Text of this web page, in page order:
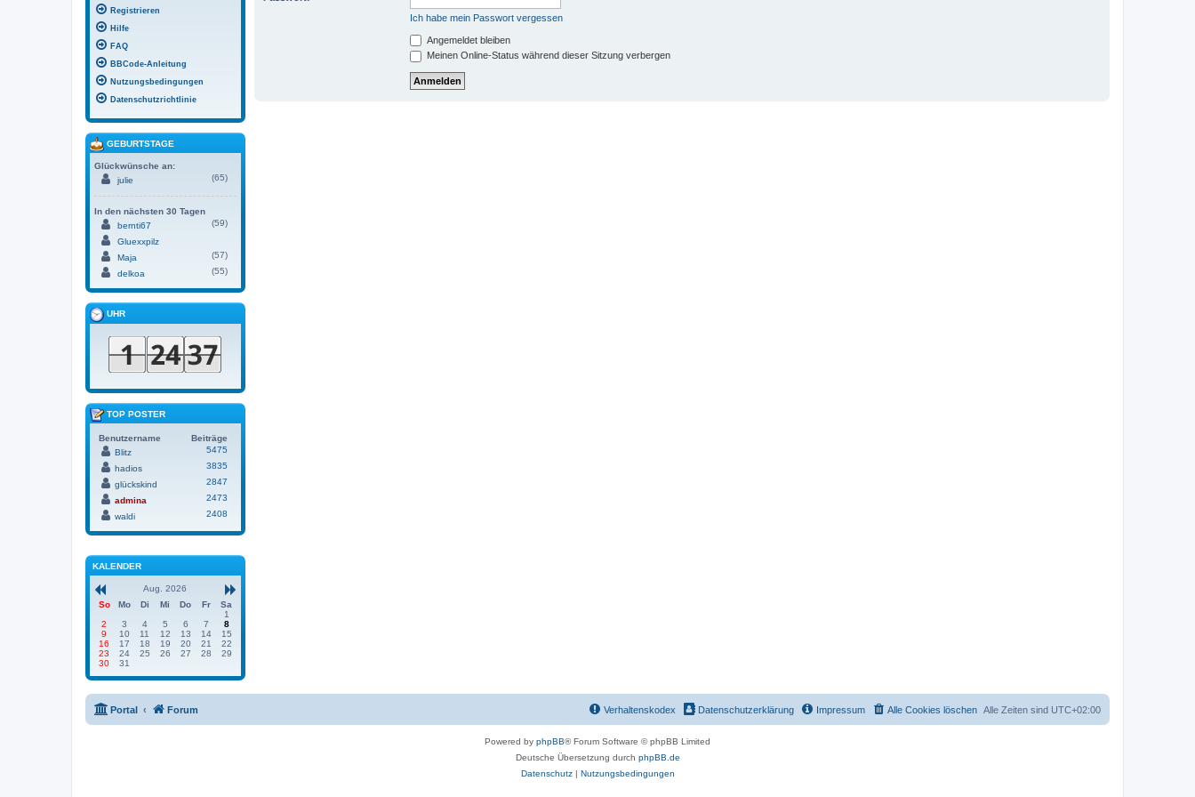
Ich habe mein Passwort vergessen
Angemeldet bleiben
Meinen Online-Status während dieser Sitzung verbergen
Registrieren
Hilfe
FAQ
BBCode-Anleitung
Nutzungsbedingungen
Datenschutzrichtlinie
GEBURTSTAGE
Glückwünsche an:
julie
(65)
In den nächsten 30 Tagen
bernti67
(59)
Gluexxpilz
Maja
(57)
delkoa
(55)
UHR
TOP POSTER
Benutzername
Beiträge
Blitz
5475
hadios
3835
glückskind
2847
admina
2473
waldi
2408
KALENDER
Aug. 2026
So
Mo Di Mi Do Fr
Sa
1
2
3 4 5 6 7
8
9
10 11 12 13 14
15
16
17 18 19 20 21
22
23
24 25 26 27 28
29
30
31
Portal Forum Alle Zeiten sind UTC+02:00
Alle Cookies löschen
Impressum
Datenschutzerklärung
Verhaltenskodex
Powered by phpBB® Forum Software © phpBB Limited
Deutsche Übersetzung durch phpBB.de
Datenschutz| Nutzungsbedingungen